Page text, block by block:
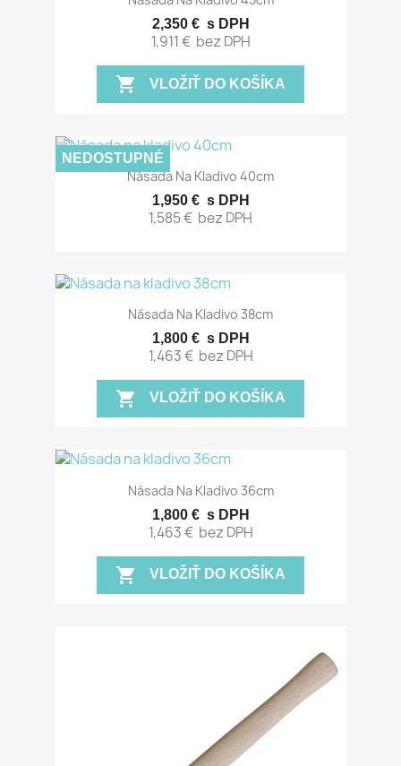
2,350 € s DPH
1,911 € bez DPH
shopping_cart VLOŽIŤ DO KOŠÍKA
Násada Na Kladivo 40cm
1,950 € s DPH
1,585 € bez DPH
NEDOSTUPNÉ
Násada Na Kladivo 38cm
1,800 € s DPH
1,463 € bez DPH
shopping_cart VLOŽIŤ DO KOŠÍKA
Násada Na Kladivo 36cm
1,800 € s DPH
1,463 € bez DPH
shopping_cart VLOŽIŤ DO KOŠÍKA